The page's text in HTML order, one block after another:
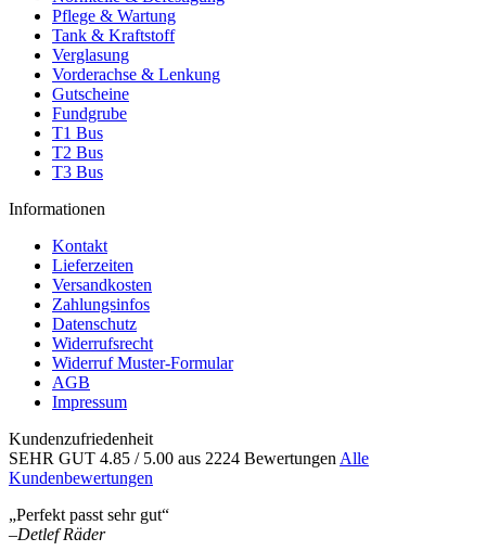
Pflege & Wartung
Tank & Kraftstoff
Verglasung
Vorderachse & Lenkung
Gutscheine
Fundgrube
T1 Bus
T2 Bus
T3 Bus
Informationen
Kontakt
Lieferzeiten
Versandkosten
Zahlungsinfos
Datenschutz
Widerrufsrecht
Widerruf Muster-Formular
AGB
Impressum
Kundenzufriedenheit
SEHR GUT 4.85 / 5.00 aus 2224 Bewertungen Alle
Kundenbewertungen
„Perfekt passt sehr gut“
–Detlef Räder